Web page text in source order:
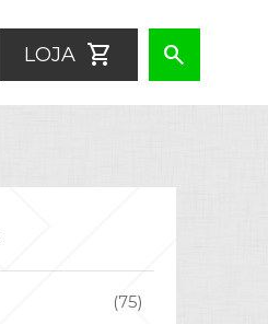
LOJA shopping_cart search
(75)